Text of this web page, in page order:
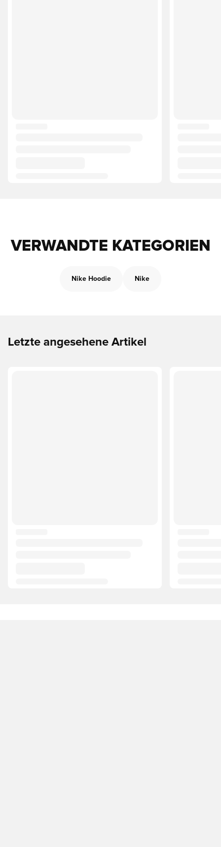
VERWANDTE KATEGORIEN
Nike Hoodie Nike
Letzte angesehene Artikel